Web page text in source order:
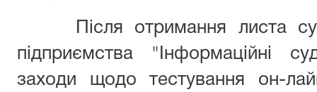
Після отримання листа суду
підприємства "Інформаційні
заходи щодо тестування он-